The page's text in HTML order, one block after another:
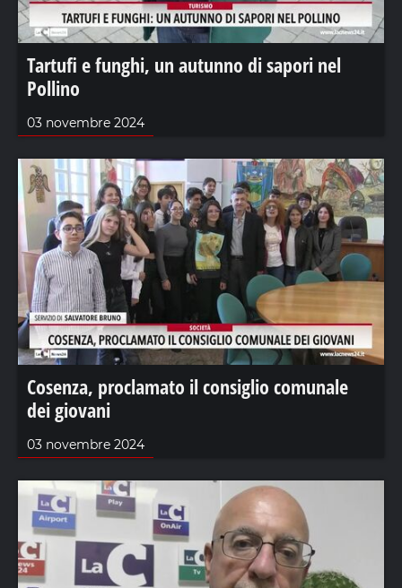
Tartufi e funghi, un autunno di sapori nel
Pollino
03 novembre 2024
Cosenza, proclamato il consiglio comunale
dei giovani
03 novembre 2024